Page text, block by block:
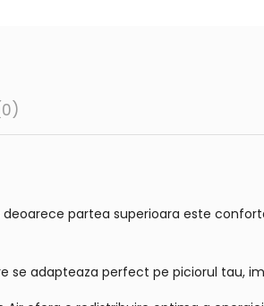
partea superioara este
se adapteaza perfect pe piciorul tau,